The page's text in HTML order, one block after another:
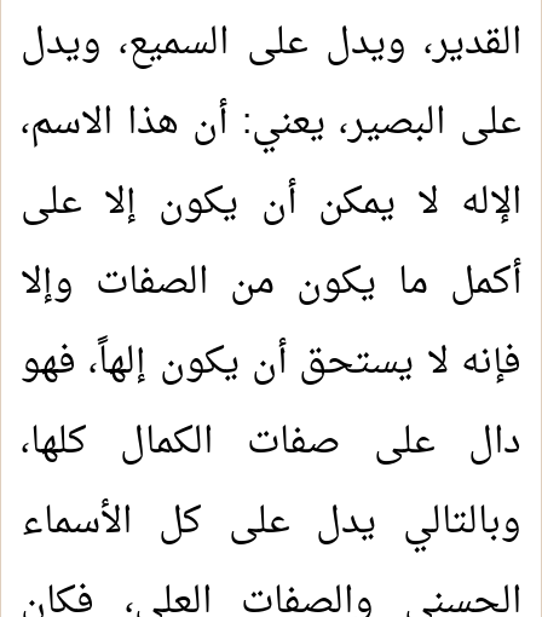
القدير، ويدل على السميع، ويدل
على البصير، يعني: أن هذا الاسم،
الإله لا يمكن أن يكون إلا على
أكمل ما يكون من الصفات وإلا
فإنه لا يستحق أن يكون إلهاً، فهو
دال على صفات الكمال كلها،
وبالتالي يدل على كل الأسماء
الحسنى والصفات العلى، فكان